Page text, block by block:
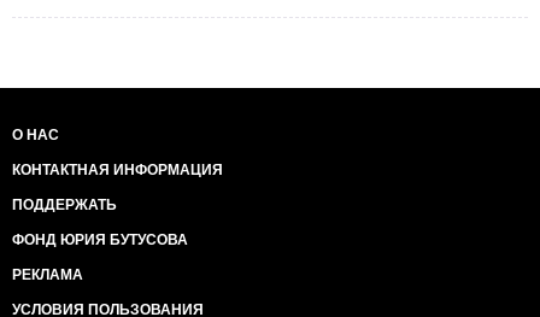
О НАС
КОНТАКТНАЯ ИНФОРМАЦИЯ
ПОДДЕРЖАТЬ
ФОНД ЮРИЯ БУТУСОВА
РЕКЛАМА
УСЛОВИЯ ПОЛЬЗОВАНИЯ